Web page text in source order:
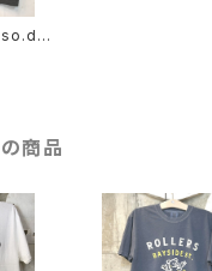
(CC)
商品